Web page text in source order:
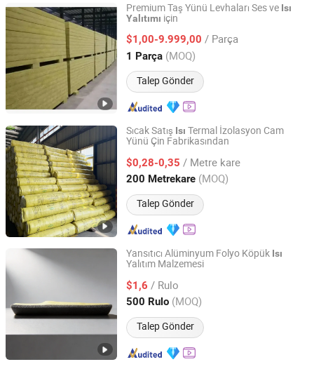
Premium Taş Yünü Levhaları Ses ve Isı
Yalıtımı için
$1,00-9.999,00 / Parça
1 Parça (MOQ)
Talep Gönder
Yangzhou Hexin Energysaving Technology Co., Ltd
Jiangsu, China Fiyat 2026
Sıcak Satış Isı Termal İzolasyon Cam
Yünü Çin Fabrikasından
$0,28-0,35 / Metre kare
200 Metrekare (MOQ)
Talep Gönder
HEBEI SINOSKY NEW MATERIALS CO., LTD.
Hebei, China Fiyat 2024
Yansıtıcı Alüminyum Folyo Köpük Isı
Yalıtım Malzemesi
$1,6 / Rulo
500 Rulo (MOQ)
Talep Gönder
Tianjin Shunpeng Intelligent Equipment Co., Ltd.
Beijing, China Fiyat 2025